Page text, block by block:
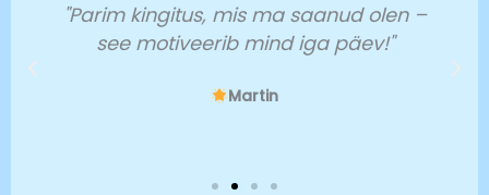
"Parim kingitus, mis ma saanud olen –
see motiveerib mind iga päev!"
Martin